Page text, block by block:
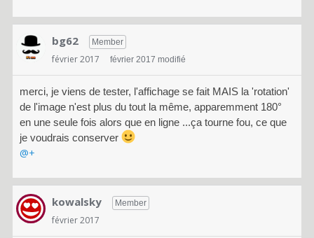
bg62 Member
février 2017 février 2017 modifié
merci, je viens de tester, l'affichage se fait MAIS la 'rotation'
de l'image n'est plus du tout la même, apparemment 180°
en une seule fois alors que en ligne ...ça tourne fou, ce que
je voudrais conserver
@+
kowalsky Member
février 2017